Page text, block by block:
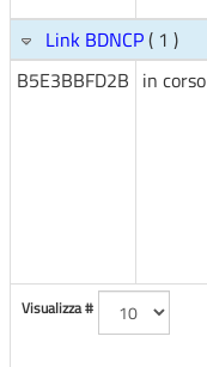
Visualizza #
Link BDNCP( 1 )
B5E3BBFD2B in corso